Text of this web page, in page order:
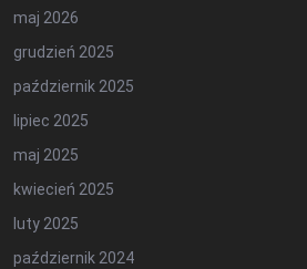
maj 2026
grudzień 2025
październik 2025
lipiec 2025
maj 2025
kwiecień 2025
luty 2025
październik 2024